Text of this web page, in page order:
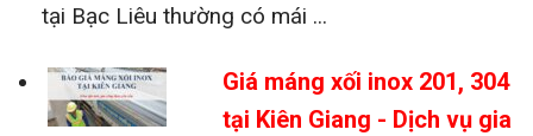
tại Bạc Liêu thường có mái ...
Giá máng xối inox 201, 304
tại Kiên Giang - Dịch vụ gia